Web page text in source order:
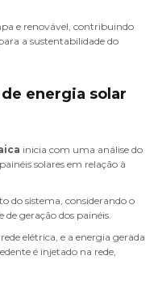
e renovável, contribuindo
a sustentabilidade do
energia solar
inicia com uma análise do
solares em relação à
do sistema, considerando o
geração dos painéis.
elétrica, e a energia gerada
é injetado na rede,